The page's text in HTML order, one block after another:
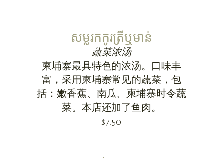
សម្លរកកូរត្រីឬមាន់
蔬菜浓汤
柬埔寨最具特色的浓汤。口味丰
富，采用柬埔寨常见的蔬菜，包
括：嫩香蕉、南瓜、柬埔寨时令蔬
菜。本店还加了鱼肉。
$7.50